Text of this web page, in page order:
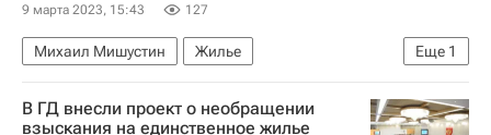
9 марта 2023, 15:43 127
Еще 1
Михаил Мишустин
Жилье
Правительство РФ
В ГД внесли проект о необращении
взыскания на единственное жилье